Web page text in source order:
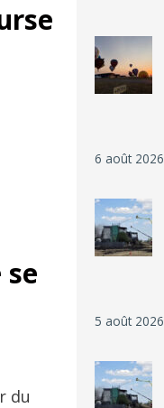
du
6 août 2026
5 août 2026